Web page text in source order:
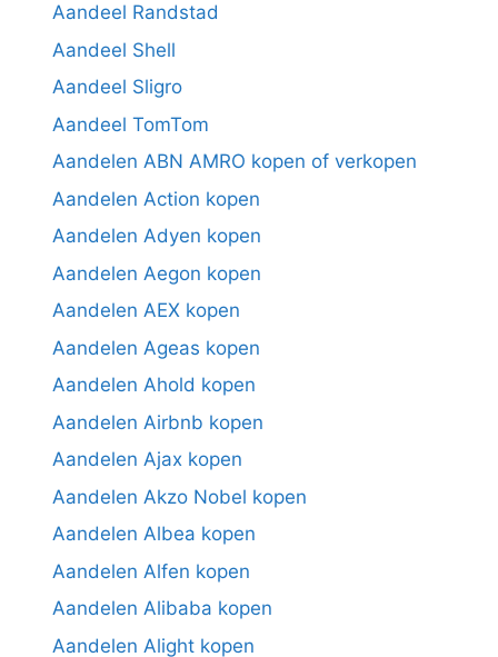
Aandeel Randstad
Aandeel Shell
Aandeel Sligro
Aandeel TomTom
Aandelen ABN AMRO kopen of verkopen
Aandelen Action kopen
Aandelen Adyen kopen
Aandelen Aegon kopen
Aandelen AEX kopen
Aandelen Ageas kopen
Aandelen Ahold kopen
Aandelen Airbnb kopen
Aandelen Ajax kopen
Aandelen Akzo Nobel kopen
Aandelen Albea kopen
Aandelen Alfen kopen
Aandelen Alibaba kopen
Aandelen Alight kopen